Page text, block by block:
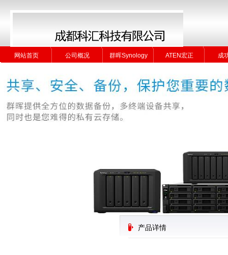
网站首页 公司概况 群晖Synology ATEN宏正 成
网站首页 公司概况 群晖Synology ATEN宏正 成
产品详情